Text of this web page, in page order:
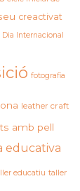
creactivat
Dia Internacional
fotografia
leather craft
amb pell
educativa
educatiu taller